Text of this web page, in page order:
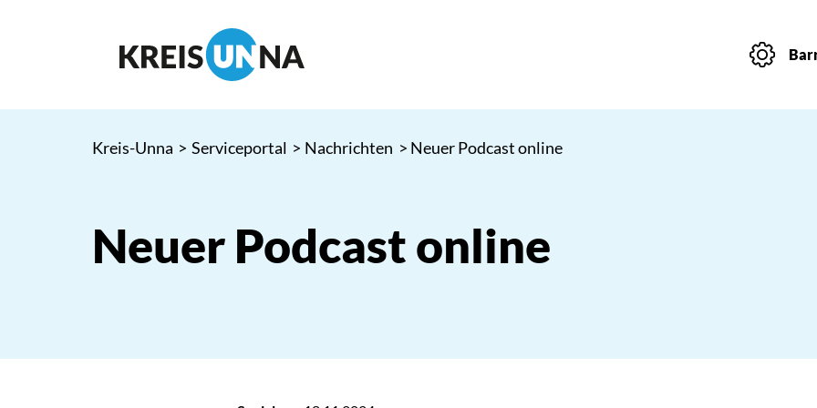
Kreis-Unna > Serviceportal > Nachrichten > Neuer Podcast online
Neuer Podcast online